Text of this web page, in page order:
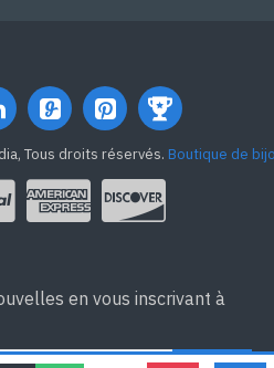
Tous droits réservés. Boutique de
en vous inscrivant à